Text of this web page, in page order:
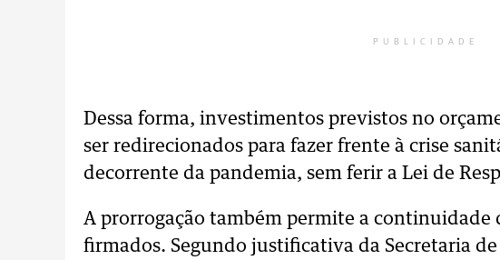
PUBLICIDADE
Dessa forma, investimentos previstos no
ser redirecionados para fazer frente à crise
decorrente da pandemia, sem ferir a Lei de
A prorrogação também permite a continuidade
firmados. Segundo justificativa da Secretaria de